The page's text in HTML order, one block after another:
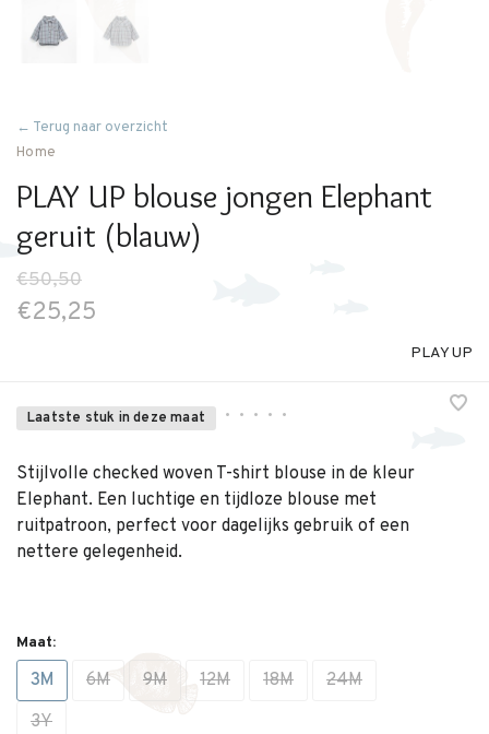
← Terug naar overzicht
Home
PLAY UP blouse jongen Elephant
geruit (blauw)
€50,50
€25,25
PLAY UP
Laatste stuk in deze maat • • • • •
Stijlvolle checked woven T-shirt blouse in de kleur
Elephant. Een luchtige en tijdloze blouse met
ruitpatroon, perfect voor dagelijks gebruik of een
nettere gelegenheid.
Maat:
3M 6M 9M 12M 18M
24M
3Y